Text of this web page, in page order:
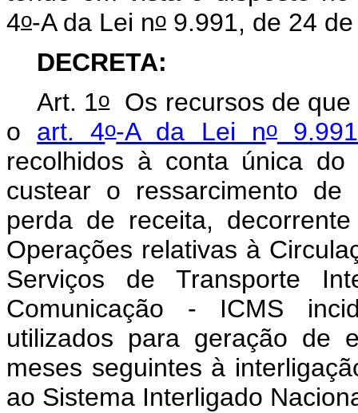
4o-A da Lei no 9.991, de 24
DECRETA:
Art. 1oOs recursos de
o art. 4o-A da Lei no
recolhidos à conta única do
custear o ressarcimento
perda de receita,
Operações relativas à
Serviços de Transporte
Comunicação - ICMS
utilizados para geração de
meses seguintes à
ao Sistema Interligado